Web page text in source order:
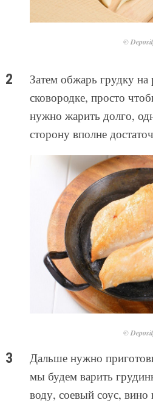
©
Затем обжарь грудку на
сковородке, просто
нужно жарить долго,
сторону вполне
©
Дальше нужно
мы будем варить
воду, соевый соус,